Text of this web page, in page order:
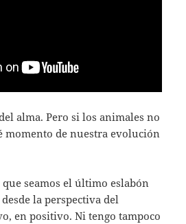
alma. Pero si los animales no
momento de nuestra evolución
seamos el último eslabón
la perspectiva del
en positivo. Ni tengo tampoco